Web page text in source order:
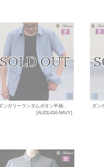
ダンガリーランダムボタン半袖シャツ / Audience x GUNG HO
[AUD1436-NAVY]